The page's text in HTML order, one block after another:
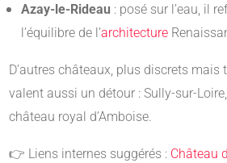
Azay-le-Rideau : posé sur l’eau, il
l’équilibre de l’architecture
D’autres châteaux, plus discrets
valent aussi un détour : Sully-sur-
château royal d’Amboise.
👉 Liens internes suggérés : Château